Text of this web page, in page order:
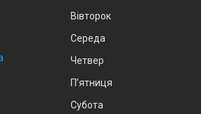
Вівторок
Середа
Четвер
Пʼятниця
Субота